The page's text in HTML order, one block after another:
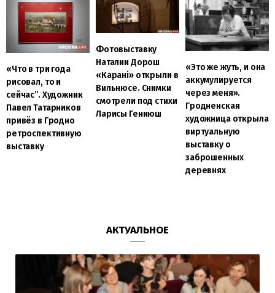
«Что в три года
рисовал, то и
сейчас”. Художник
Павел Татарников
привёз в Гродно
ретроспективную
выставку
Фотовыставку
Наталии Дорош
«Карані» открыли в
Вильнюсе. Снимки
смотрели под стихи
Ларисы Гениюш
«Это же жуть, и она
аккумулируется
через меня».
Гродненская
художница открыла
виртуальную
выставку о
заброшенных
деревнях
АКТУАЛЬНОЕ